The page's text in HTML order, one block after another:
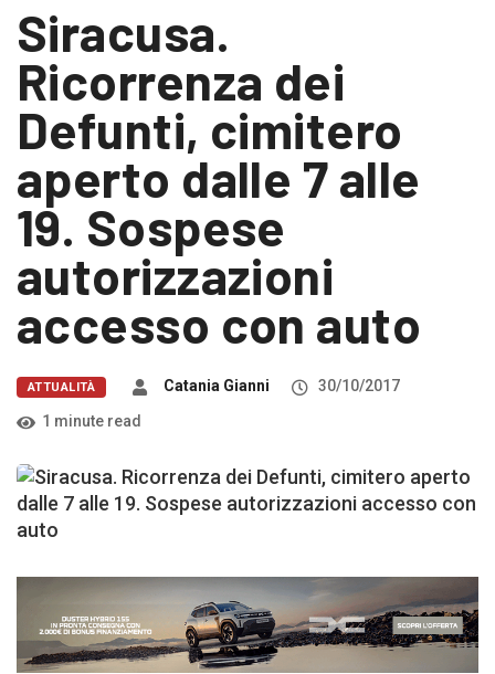
Siracusa.
Ricorrenza dei
Defunti, cimitero
aperto dalle 7 alle
19. Sospese
autorizzazioni
accesso con auto
ATTUALITÀ Catania Gianni
30/10/2017
1 minute read